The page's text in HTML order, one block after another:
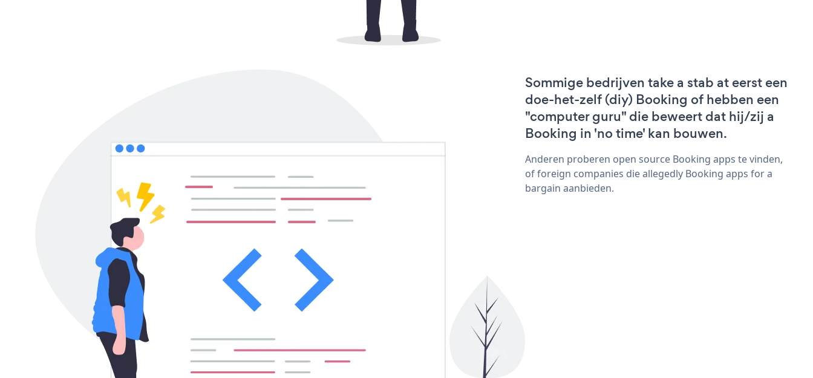
Sommige bedrijven take a stab at eerst een
doe-het-zelf (diy) Booking of hebben een
"computer guru" die beweert dat hij/zij a
Booking in 'no time' kan bouwen.
Anderen proberen open source Booking apps te vinden,
of foreign companies die allegedly Booking apps for a
bargain aanbieden.